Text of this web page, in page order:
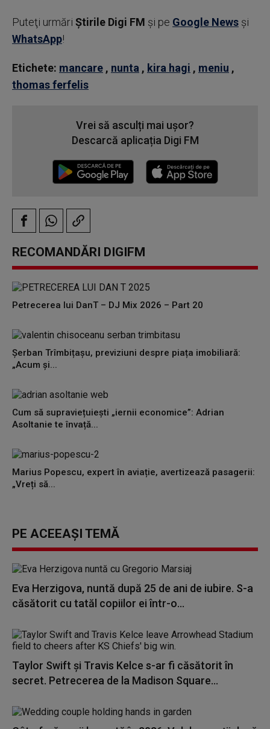
Puteţi urmări Știrile Digi FM şi pe Google News şi
WhatsApp!
Etichete: mancare , nunta , kira hagi , meniu ,
thomas ferfelis
Vrei să asculți mai ușor?
Descarcă aplicația Digi FM
RECOMANDĂRI DIGIFM
Petrecerea lui DanT – DJ Mix 2026 – Part 20
Șerban Trîmbițașu, previziuni despre piața imobiliară:
„Acum și...
Cum să supraviețuiești „iernii economice”: Adrian
Asoltanie te învață...
Marius Popescu, expert în aviație, avertizează pasagerii:
„Vreți să...
PE ACEEAȘI TEMĂ
Eva Herzigova, nuntă după 25 de ani de iubire. S-a
căsătorit cu tatăl copiilor ei într-o...
Taylor Swift și Travis Kelce s-ar fi căsătorit în
secret. Petrecerea de la Madison Square...